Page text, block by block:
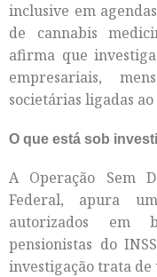
inclusive em
de cannabis
afirma que
empresariais,
societárias ligadas
O que está sob
A Operação Sem
Federal, apura
autorizados em
pensionistas do
investigação trata de